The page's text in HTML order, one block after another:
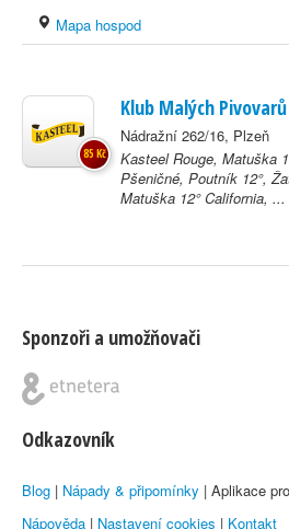
Mapa hospod
Klub Malých Pivovarů
Nádražní 262/16, Plzeň
Kasteel Rouge, Matuška
Pšeničné, Poutník 12°,
Matuška 12° California, ...
85 Kč
Sponzoři a umožňovači
Odkazovník
Blog | Nápady & připomínky | Aplikace pro
Nápověda | Nastavení cookies | Kontakt